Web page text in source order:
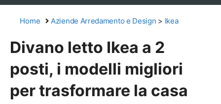
Home Aziende Arredamento e Design > Ikea
Divano letto Ikea a 2
posti, i modelli migliori
per trasformare la casa